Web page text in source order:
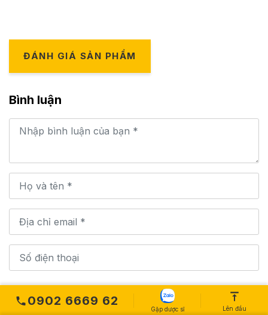
ĐÁNH GIÁ SẢN PHẨM
Bình luận
GỬI BÌNH LUẬN
0902 6669 62
Gặp dược sĩ Lên đầu